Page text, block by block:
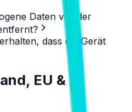
Daten vor der
dass ein Gerät
EU &